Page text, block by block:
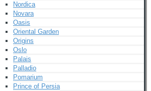
Nordica
Novara
Oasis
Oriental Garden
Origins
Oslo
Palais
Palladio
Pomarium
Prince of Persia